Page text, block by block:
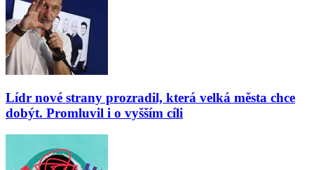
Lídr nové strany prozradil, která velká města chce
dobýt. Promluvil i o vyšším cíli